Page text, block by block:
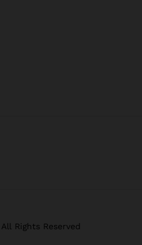
Rights Reserved